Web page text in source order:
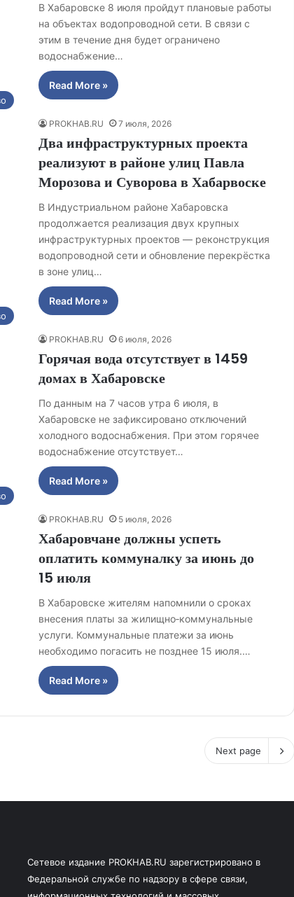
В Хабаровске 8 июля пройдут плановые работы
на объектах водопроводной сети. В связи с
этим в течение дня будет ограничено
водоснабжение…
Read More »
PROKHAB.RU 7 июля, 2026
Два инфраструктурных проекта
реализуют в районе улиц Павла
Морозова и Суворова в Хабарвоске
В Индустриальном районе Хабаровска
продолжается реализация двух крупных
инфраструктурных проектов — реконструкция
водопроводной сети и обновление перекрёстка
в зоне улиц…
Read More »
PROKHAB.RU 6 июля, 2026
Горячая вода отсутствует в 1459
домах в Хабаровске
По данным на 7 часов утра 6 июля, в
Хабаровске не зафиксировано отключений
холодного водоснабжения. При этом горячее
водоснабжение отсутствует…
Read More »
PROKHAB.RU 5 июля, 2026
Хабаровчане должны успеть
оплатить коммуналку за июнь до
15 июля
В Хабаровске жителям напомнили о сроках
внесения платы за жилищно‑коммунальные
услуги. Коммунальные платежи за июнь
необходимо погасить не позднее 15 июля.…
Read More »
Next page
Сетевое издание PROKHAB.RU зарегистрировано в
Федеральной службе по надзору в сфере связи,